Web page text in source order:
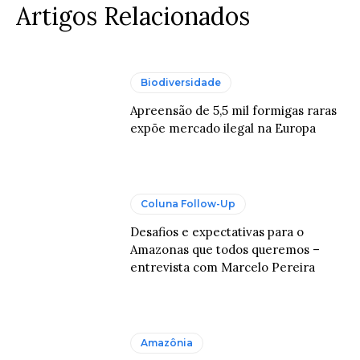
Artigos Relacionados
Biodiversidade
Apreensão de 5,5 mil formigas raras
expõe mercado ilegal na Europa
Coluna Follow-Up
Desafios e expectativas para o
Amazonas que todos queremos –
entrevista com Marcelo Pereira
Amazônia